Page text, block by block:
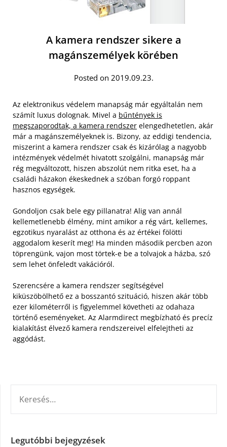
A kamera rendszer sikere a
magánszemélyek körében
Posted on 2019.09.23.
Az elektronikus védelem manapság már egyáltalán nem
számít luxus dolognak. Mivel a bűntények is
megszaporodtak, a kamera rendszer elengedhetetlen, akár
már a magánszemélyeknek is. Bizony, az eddigi tendencia,
miszerint a kamera rendszer csak és kizárólag a nagyobb
intézmények védelmét hivatott szolgálni, manapság már
rég megváltozott, hiszen abszolút nem ritka eset, ha a
családi házakon ékeskednek a szóban forgó roppant
hasznos egységek.
Gondoljon csak bele egy pillanatra! Alig van annál
kellemetlenebb élmény, mint amikor a rég várt, kellemes,
egzotikus nyaralást az otthona és az értékei fölötti
aggodalom keserít meg! Ha minden második percben azon
töprengünk, vajon most törtek-e be a tolvajok a házba, szó
sem lehet önfeledt vakációról.
Szerencsére a kamera rendszer segítségével
kiküszöbölhető ez a bosszantó szituáció, hiszen akár több
ezer kilométerről is figyelemmel követheti az odahaza
történő eseményeket. Az Alarmdirect megbízható és precíz
kialakítást élvező kamera rendszereivel elfelejtheti az
aggódást.
Legutóbbi bejegyzések